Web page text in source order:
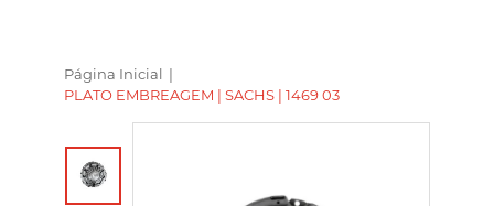
Página Inicial |
PLATO EMBREAGEM | SACHS | 1469 03